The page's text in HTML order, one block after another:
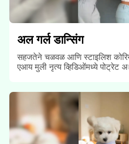
अल गर्ल डान्सिंग
सहजतेने चळवळ आणि स्टाइलिश
एआय मुली नृत्य व्हिडिओंमध्ये पोट्रेट